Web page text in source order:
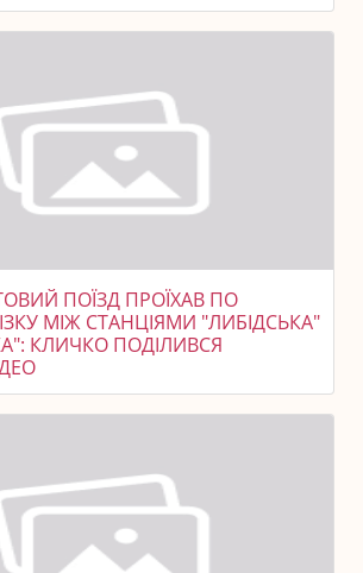
ПОЇЗД ПРОЇХАВ ПО
МІЖ СТАНЦІЯМИ "ЛИБІДСЬКА"
КЛИЧКО ПОДІЛИВСЯ